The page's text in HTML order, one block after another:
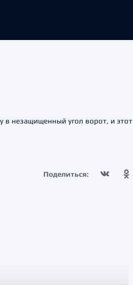
в незащищенный угол ворот, и этот
Поделиться: